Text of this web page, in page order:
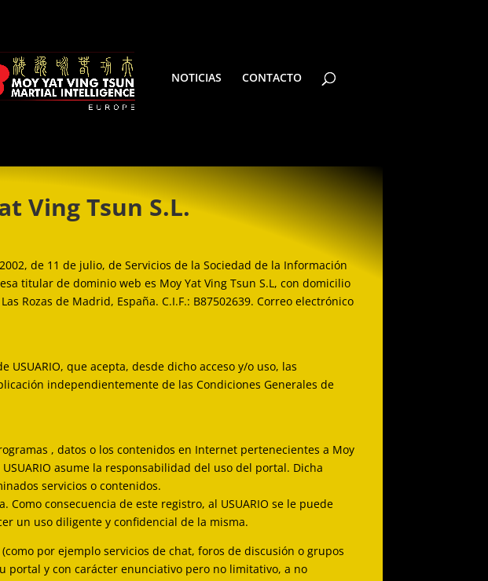
NOTICIAS CONTACTO
Ving Tsun S.L.
de 11 de julio, de Servicios de la Sociedad de la Información
titular de dominio web es Moy Yat Ving Tsun S.L, con domicilio
Rozas de Madrid, España. C.I.F.: B87502639. Correo electrónico
USUARIO, que acepta, desde dicho acceso y/o uso, las
independientemente de las Condiciones Generales de
, datos o los contenidos en Internet pertenecientes a Moy
asume la responsabilidad del uso del portal. Dicha
servicios o contenidos.
consecuencia de este registro, al USUARIO se le puede
un uso diligente y confidencial de la misma.
por ejemplo servicios de chat, foros de discusión o grupos
portal y con carácter enunciativo pero no limitativo, a no